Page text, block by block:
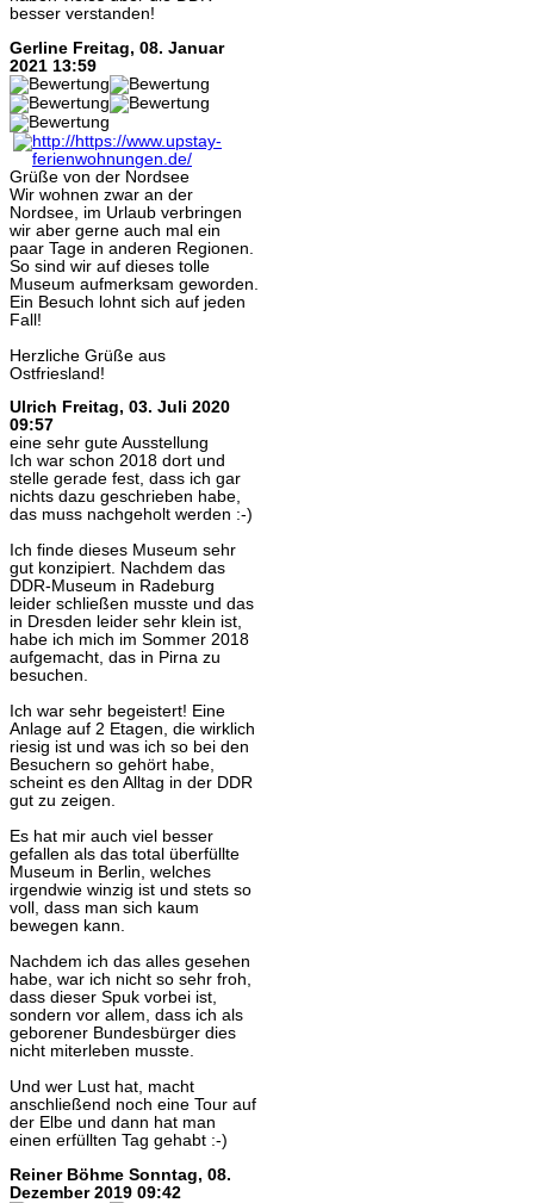
besser verstanden!
Gerline Freitag, 08. Januar
2021 13:59
Grüße von der Nordsee
Wir wohnen zwar an der
Nordsee, im Urlaub verbringen
wir aber gerne auch mal ein
paar Tage in anderen Regionen.
So sind wir auf dieses tolle
Museum aufmerksam geworden.
Ein Besuch lohnt sich auf jeden
Fall!
Herzliche Grüße aus
Ostfriesland!
Ulrich Freitag, 03. Juli 2020
09:57
eine sehr gute Ausstellung
Ich war schon 2018 dort und
stelle gerade fest, dass ich gar
nichts dazu geschrieben habe,
das muss nachgeholt werden :-)
Ich finde dieses Museum sehr
gut konzipiert. Nachdem das
DDR-Museum in Radeburg
leider schließen musste und das
in Dresden leider sehr klein ist,
habe ich mich im Sommer 2018
aufgemacht, das in Pirna zu
besuchen.
Ich war sehr begeistert! Eine
Anlage auf 2 Etagen, die wirklich
riesig ist und was ich so bei den
Besuchern so gehört habe,
scheint es den Alltag in der DDR
gut zu zeigen.
Es hat mir auch viel besser
gefallen als das total überfüllte
Museum in Berlin, welches
irgendwie winzig ist und stets so
voll, dass man sich kaum
bewegen kann.
Nachdem ich das alles gesehen
habe, war ich nicht so sehr froh,
dass dieser Spuk vorbei ist,
sondern vor allem, dass ich als
geborener Bundesbürger dies
nicht miterleben musste.
Und wer Lust hat, macht
anschließend noch eine Tour auf
der Elbe und dann hat man
einen erfüllten Tag gehabt :-)
Reiner Böhme Sonntag, 08.
Dezember 2019 09:42